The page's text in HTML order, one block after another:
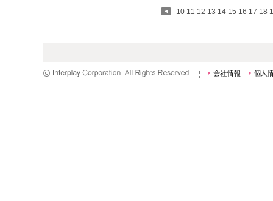
10 11 12 13 14 15 16 17 18